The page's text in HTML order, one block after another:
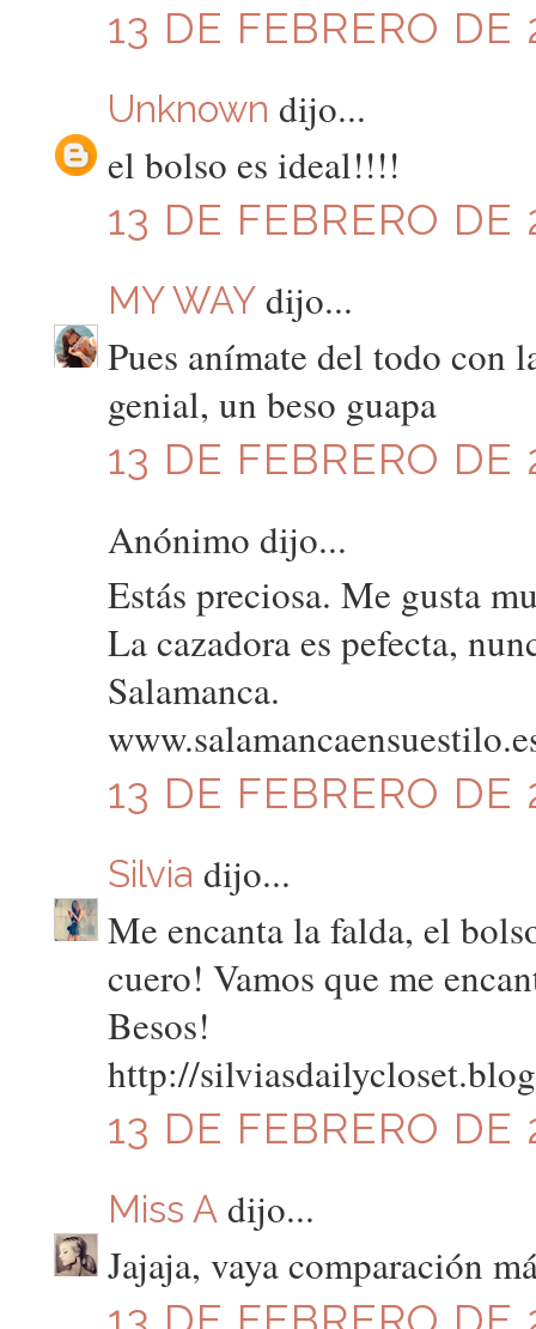
13 DE FEBRERO DE
Unknown dijo...
el bolso es ideal!!!!
13 DE FEBRERO
MY WAYdijo...
Pues anímate del todo con
genial, un beso guapa
13 DE FEBRERO DE
Anónimo dijo...
Estás preciosa. Me gusta
La cazadora es pefecta,
Salamanca.
13 DE FEBRERO
Silvia dijo...
Me encanta la falda, el
cuero! Vamos que me
Besos!
http://
13 DE FEBRERO
Miss Adijo...
Jajaja, vaya comparación